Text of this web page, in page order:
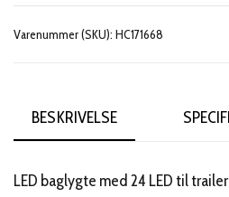
(klar)
Varenummer (SKU): HC171668
BESKRIVELSE
LED baglygte med 24 LED til